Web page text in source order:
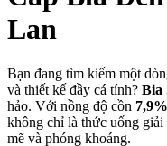
Lan
Bạn đang tìm kiếm một
và thiết kế đầy cá tính? Bia
hảo. Với nồng độ cồn 7,9%
không chỉ là thức uống giải
mẽ và phóng khoáng.